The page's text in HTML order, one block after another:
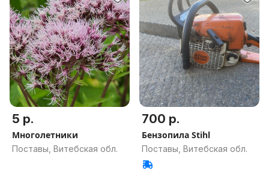
5 р.
Многолетники
Поставы, Витебская обл.
700 р.
Бензопила Stihl
Поставы, Витебская обл.